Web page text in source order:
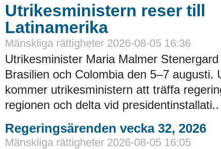
Utrikesministern reser till
Latinamerika
Mänskliga rättigheter 2026-08-05 16:36
Utrikesminister Maria Malmer
Brasilien och Colombia den 5–7 augusti.
kommer utrikesministern att träffa
regionen och delta vid presidentinstallati..
Regeringsärenden vecka 32, 2026
Mänskliga rättigheter 2026-08-05 16:05